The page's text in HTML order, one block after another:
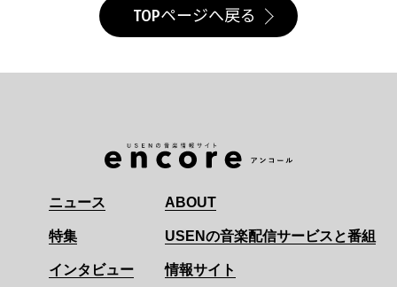
TOPページへ戻る
ニュース
特集
インタビュー
ABOUT
USENの音楽配信サービスと番組
情報サイト